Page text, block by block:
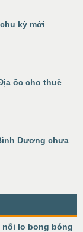
kỳ mới
ốc cho thuê
Dương chưa
lo bong bóng